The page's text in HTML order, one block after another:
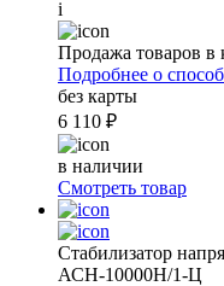
i
Продажа товаров
Подробнее о
без карты
6 110 ₽
в наличии
Смотреть товар
Стабилизатор
АСН-10000Н/1-Ц